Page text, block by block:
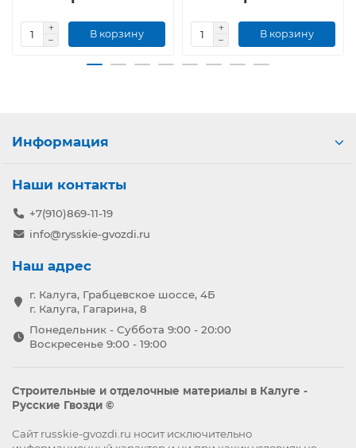
В корзину В корзину
Информация
Наши контакты
+7(910)869-11-19
info@rysskie-gvozdi.ru
Наш адрес
г. Калуга, Грабцевское шоссе, 4Б
г. Калуга, Гагарина, 8
Понедельник - Суббота 9:00 - 20:00
Воскресенье 9:00 - 19:00
Строительные и отделочные материалы в Калуге -
Русские Гвозди ©
Сайт russkie-gvozdi.ru носит исключительно